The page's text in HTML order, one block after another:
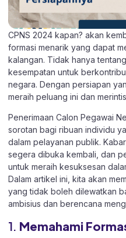
CPNS 2024 kapan? akan
formasi menarik yang dapat
kalangan. Tidak hanya
kesempatan untuk
negara. Dengan persiapan
meraih peluang ini dan
Penerimaan Calon Pegawai
sorotan bagi ribuan individu
dalam pelayanan publik.
segera dibuka kembali, dan
untuk meraih kesuksesan
Dalam artikel ini, kita akan
yang tidak boleh dilewatkan
ambisius dan berencana
1. Memahami